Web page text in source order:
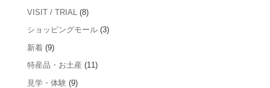
VISIT / TRIAL
(8)
ショッピングモール(3)
新着(9)
特産品・お土産 (11)
見学・体験(9)